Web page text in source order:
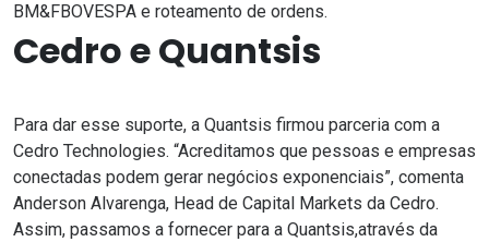
BM&FBOVESPA e roteamento de ordens.
Cedro e Quantsis
Para dar esse suporte, a Quantsis firmou parceria com a
Cedro Technologies. “Acreditamos que pessoas e empresas
conectadas podem gerar negócios exponenciais”, comenta
Anderson Alvarenga, Head de Capital Markets da Cedro.
Assim, passamos a fornecer para a Quantsis,através da